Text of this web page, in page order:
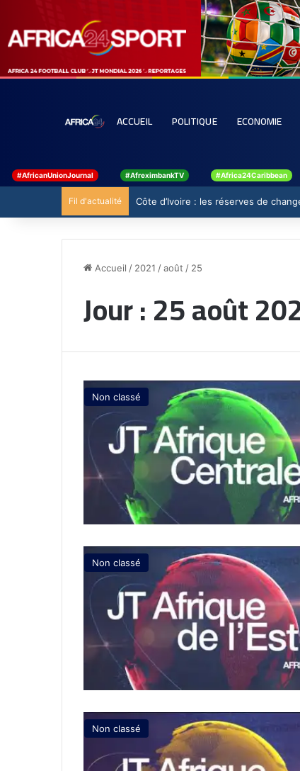
ACCUEIL POLITIQUE ECONOMIE
#AfricanUnionJournal #AfreximbankTV #Africa24Caribbean
Fil d'actualité Côte d’Ivoire : les réserves de
Accueil / 2021 /août / 25
Jour :25 août
Non classé
Non classé
Non classé